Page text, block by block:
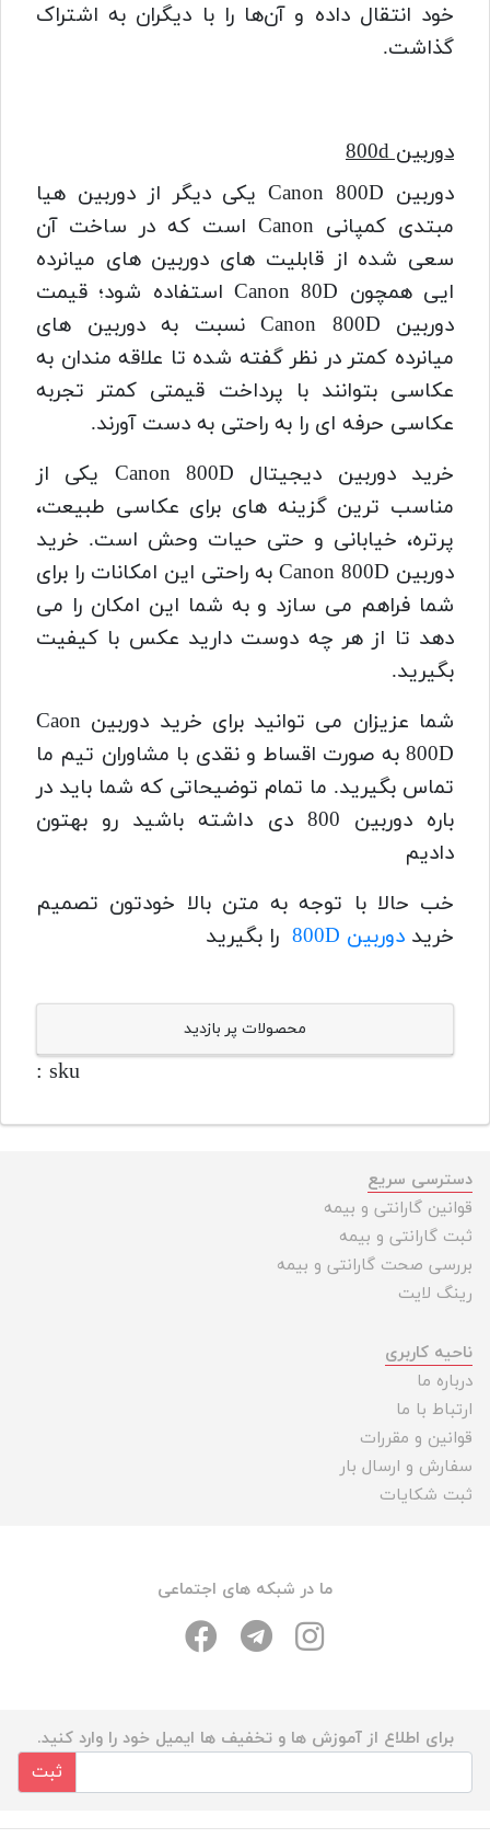
خود انتقال داده و آن‌ها را با دیگران به اشتراک
گذاشت.
دوربین 800d
دوربین Canon 800D یکی دیگر از دوربین هیا
مبتدی کمپانی Canon است که در ساخت آن
سعی شده از قابلیت های دوربین های میانرده
ایی همچون Canon 80D استفاده شود؛ قیمت
دوربین Canon 800D نسبت به دوربین های
میانرده کمتر در نظر گفته شده تا علاقه مندان به
عکاسی بتوانند با پرداخت قیمتی کمتر تجربه
عکاسی حرفه ای را به راحتی به دست آورند.
خرید دوربین دیجیتال Canon 800D یکی از
مناسب ترین گزینه های برای عکاسی طبیعت،
پرتره، خیابانی و حتی حیات وحش است. خرید
دوربین Canon 800D به راحتی این امکانات را برای
شما فراهم می سازد و به شما این امکان را می
دهد تا از هر چه دوست دارید عکس با کیفیت
بگیرید.
شما عزیزان می توانید برای خرید دوربین Caon
800D به صورت اقساط و نقدی با مشاوران تیم ما
تماس بگیرید. ما تمام توضیحاتی که شما باید در
باره دوربین 800 دی داشته باشید رو بهتون
دادیم
خب حالا با توجه به متن بالا خودتون تصمیم
خرید دوربین 800D را بگیرید
محصولات پر بازدید
sku :
دسترسی سریع
قوانین گارانتی و بیمه
ثبت گارانتی و بیمه
بررسی صحت گارانتی و بیمه
رینگ لایت
ناحیه کاربری
درباره ما
ارتباط با ما
قوانین و مقررات
سفارش و ارسال بار
ثبت شکایات
ما در شبکه های اجتماعی
برای اطلاع از آموزش ها و تخفیف ها ایمیل خود را وارد کنید.
ثبت